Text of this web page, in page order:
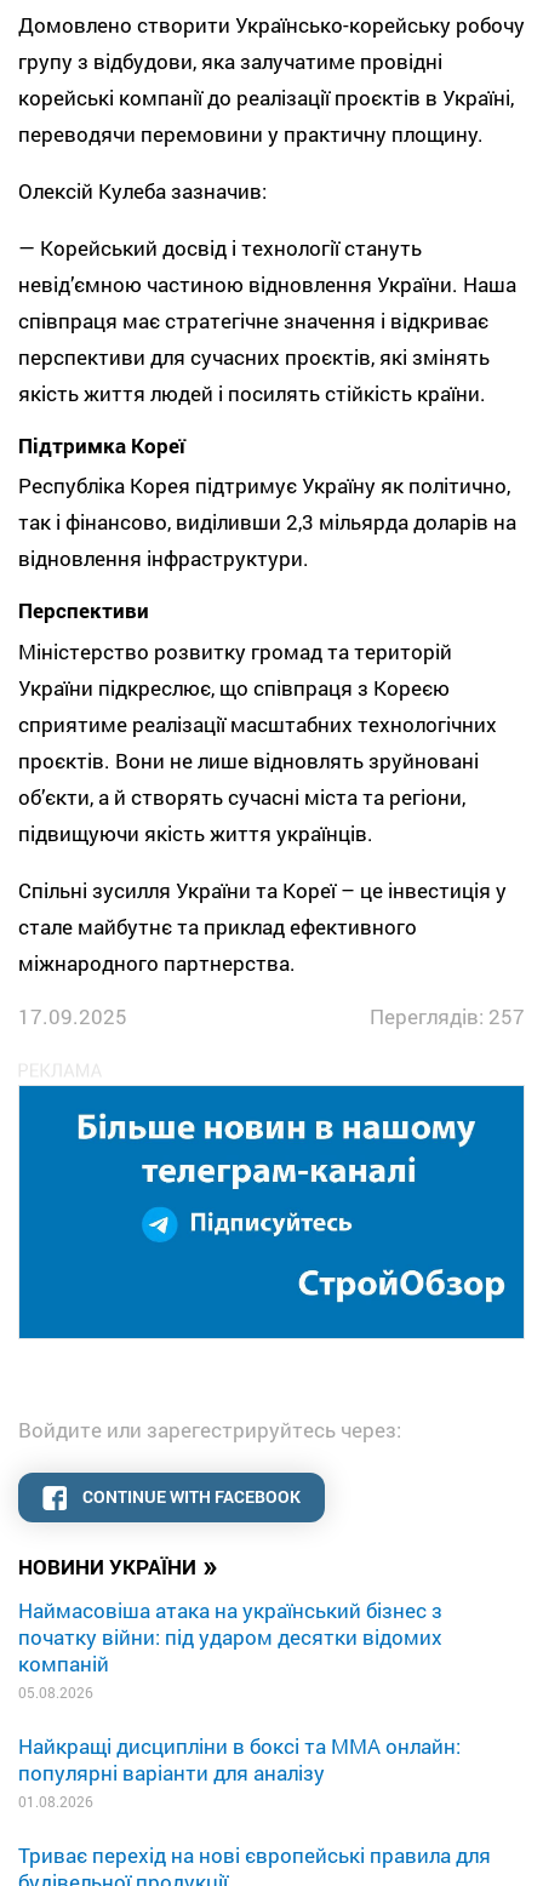
НОВИНИ УКРАЇНИ »
Наймасовіша атака на український бізнес з
початку війни: під ударом десятки відомих
компаній
05.08.2026
Найкращі дисципліни в боксі та MMA онлайн:
популярні варіанти для аналізу
01.08.2026
Триває перехід на нові європейські правила для
Домовлено створити Українсько-корейську робочу
групу з відбудови, яка залучатиме провідні
корейські компанії до реалізації проєктів в Україні,
переводячи перемовини у практичну площину.
Олексій Кулеба зазначив:
— Корейський досвід і технології стануть
невід’ємною частиною відновлення України. Наша
співпраця має стратегічне значення і відкриває
перспективи для сучасних проєктів, які змінять
якість життя людей і посилять стійкість країни.
Підтримка Кореї
Республіка Корея підтримує Україну як політично,
так і фінансово, виділивши 2,3 мільярда доларів на
відновлення інфраструктури.
Перспективи
Міністерство розвитку громад та територій
України підкреслює, що співпраця з Кореєю
сприятиме реалізації масштабних технологічних
проєктів. Вони не лише відновлять зруйновані
об’єкти, а й створять сучасні міста та регіони,
підвищуючи якість життя українців.
Спільні зусилля України та Кореї – це інвестиція у
стале майбутнє та приклад ефективного
міжнародного партнерства.
17.09.2025
Переглядів: 257
Войдите или зарегестрируйтесь через:
CONTINUE WITH FACEBOOK